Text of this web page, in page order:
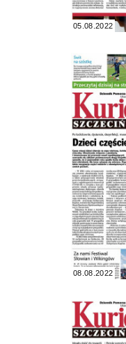
05.08.2022
08.08.2022